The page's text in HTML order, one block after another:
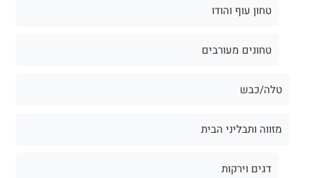
טחון עוף והודו
טחונים מעורבים
טלה/כבש
מזווה ותבליני הבית
דגים וירקות